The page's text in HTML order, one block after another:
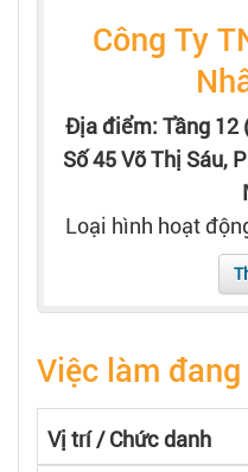
Việc làm mới nhất
Tìm việc làm
Cẩm nang việc làm
Nhà tuyển dụng
Công Ty
Địa điểm: Tầng 12
Số 45 Võ Thị Sáu,
Loại hình hoạt
Việc làm
Vị trí / Chức danh